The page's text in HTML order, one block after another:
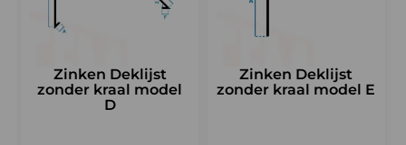
Zinken Deklijst
zonder kraal model
D
Zinken Deklijst
zonder kraal model E